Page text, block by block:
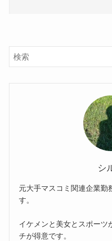
シ
元大手マスコミ関連企業勤
す。
イケメンと美女とスポーツ
チが得意です。